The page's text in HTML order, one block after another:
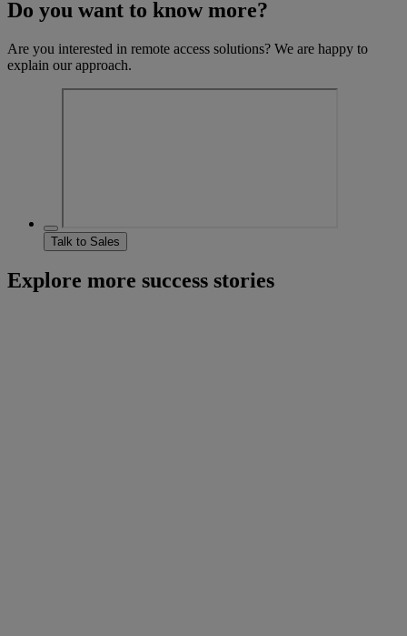
Do you want to know more?
Are you interested in remote access solutions? We are happy to
explain our approach.
Talk to Sales
Explore more success stories